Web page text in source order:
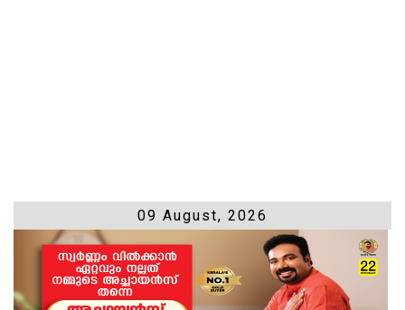
09 August, 2026